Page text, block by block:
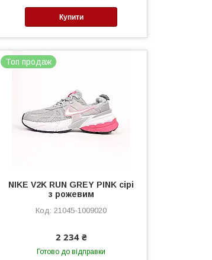
Купити
Топ продаж
NIKE V2K RUN GREY PINK сірі
з рожевим
21045-1009020
2 234 ₴
Готово до відправки